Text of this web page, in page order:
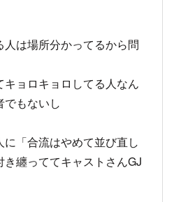
き纏っててキャストさんGJ
13, 2022
。
ていかず揉めてる。